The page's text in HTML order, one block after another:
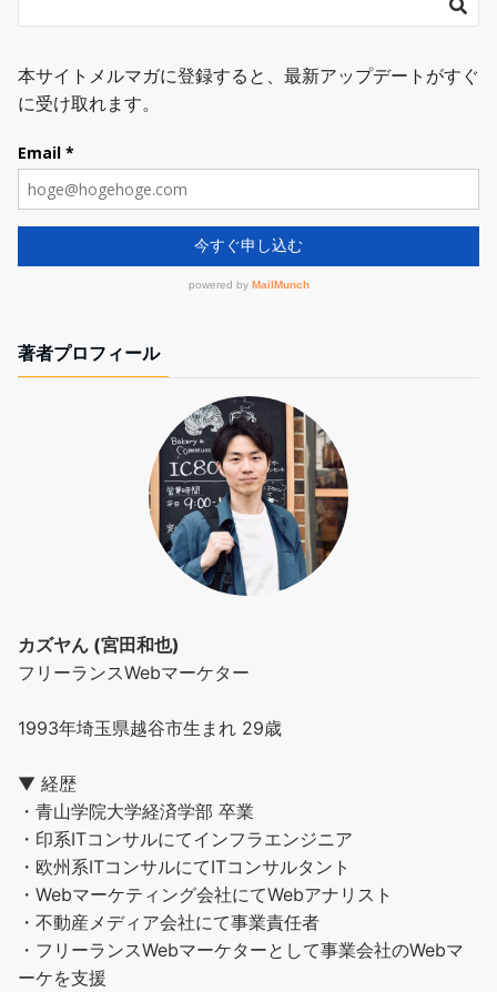
著者プロフィール
カズヤん (宮田和也)
フリーランスWebマーケター
1993年埼玉県越谷市生まれ 29歳
▼ 経歴
・青山学院大学経済学部 卒業
・印系ITコンサルにてインフラエンジニア
・欧州系ITコンサルにてITコンサルタント
・Webマーケティング会社にてWebアナリスト
・不動産メディア会社にて事業責任者
・フリーランスWebマーケターとして事業会社のWebマ
ーケを支援